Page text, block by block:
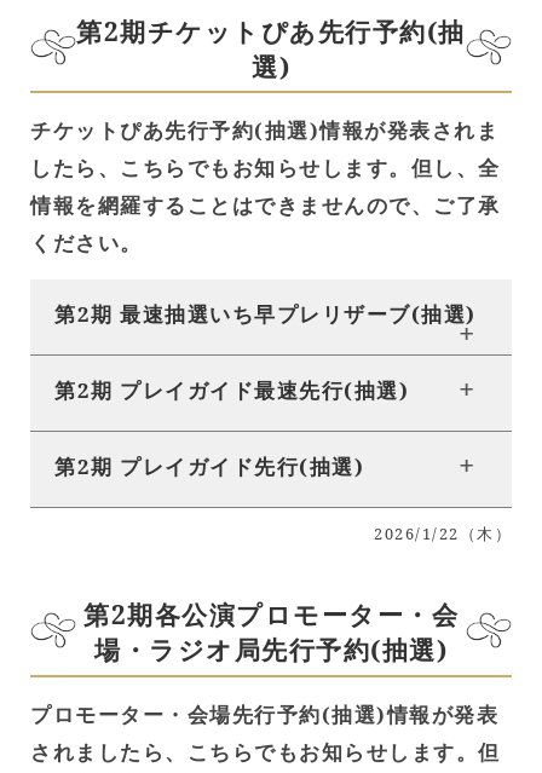
第2期チケットぴあ先行予約(抽
選)
チケットぴあ先行予約(抽選)情報が発表されま
したら、こちらでもお知らせします。但し、全
情報を網羅することはできませんので、ご了承
ください。
第2期 最速抽選いち早プレリザーブ(抽選)
第2期 プレイガイド最速先行(抽選)
第2期 プレイガイド先行(抽選)
2026/1/22（木）
第2期各公演プロモーター・会
場・ラジオ局先行予約(抽選)
プロモーター・会場先行予約(抽選)情報が発表
されましたら、こちらでもお知らせします。但